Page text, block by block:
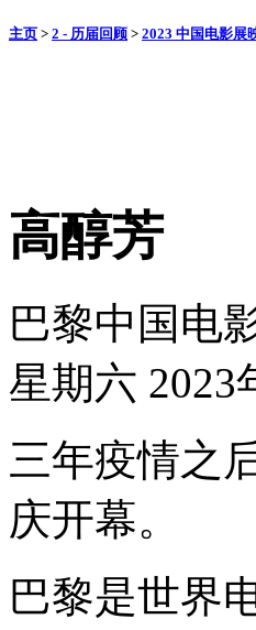
主页 > 2 - 历届回顾 > 2023 中国电影展
高醇芳
巴黎中国电
星期六 2023
三年疫情之
庆开幕。
巴黎是世界